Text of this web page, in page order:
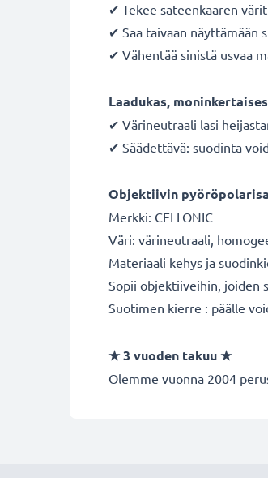
✔ Tekee sateenkaaren
✔ Saa taivaan näyttämään
✔ Vähentää sinistä usvaa
Laadukas,
✔ Värineutraali lasi
✔ Säädettävä: suodinta
Objektiivin
Merkki: CELLONIC
Väri: värineutraali,
Materiaali kehys ja
Sopii objektiiveihin, joiden
Suotimen kierre : päälle
★ 3 vuoden takuu ★
Olemme vuonna 2004